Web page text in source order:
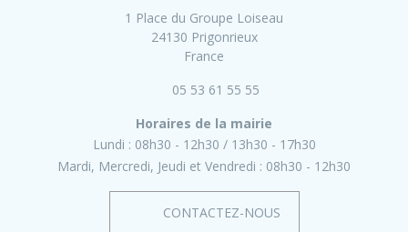
1 Place du Groupe Loiseau
24130 Prigonrieux
France
05 53 61 55 55
Horaires de la mairie
Lundi : 08h30 - 12h30
13h30 - 17h30
Mardi, Mercredi, Jeudi et Vendredi : 08h30 - 12h30
CONTACTEZ-NOUS